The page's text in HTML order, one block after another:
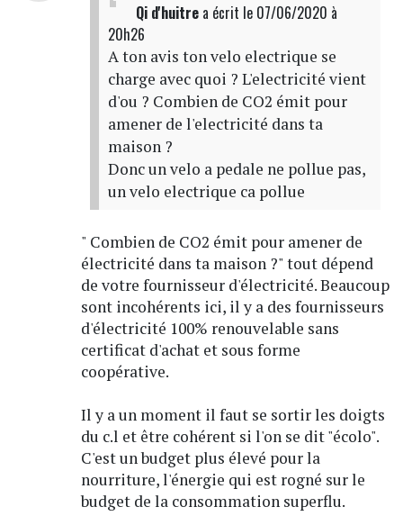
Qi d'huitrea écrit le 07/06/2020 à
20h26
A ton avis ton velo electrique se
charge avec quoi ? L'electricité vient
d'ou ? Combien de CO2 émit pour
amener de l'electricité dans ta
maison ?
Donc un velo a pedale ne pollue pas,
un velo electrique ca pollue
" Combien de CO2 émit pour amener de
électricité dans ta maison ?" tout dépend
de votre fournisseur d'électricité. Beaucoup
sont incohérents ici, il y a des fournisseurs
d'électricité 100% renouvelable sans
certificat d'achat et sous forme
coopérative.
Il y a un moment il faut se sortir les doigts
du c.l et être cohérent si l'on se dit "écolo".
C'est un budget plus élevé pour la
nourriture, l'énergie qui est rogné sur le
budget de la consommation superflu.